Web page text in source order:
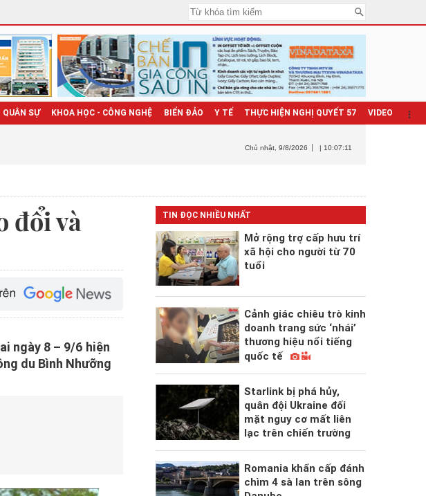
QUÂN SỰ KHOA HỌC - CÔNG NGHỆ BIỂN ĐẢO Y TẾ THỰC HIỆN NGHỊ QUYẾT 57 VIDEO
Chủ nhật, 9/8/2026 | 10:07:12
đổi và
ngày 8 – 9/6 hiện
du Bình Nhưỡng
TIN ĐỌC NHIỀU NHẤT
Mở rộng trợ cấp hưu trí
xã hội cho người từ 70
tuổi
Cảnh giác chiêu trò kinh
doanh trang sức ‘nhái’
thương hiệu nổi tiếng
quốc tế
Starlink bị phá hủy,
quân đội Ukraine đối
mặt nguy cơ mất liên
lạc trên chiến trường
Romania khẩn cấp đánh
chìm 4 sà lan trên sông